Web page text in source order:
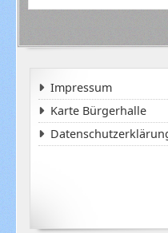
Impressum
Karte Bürgerhalle